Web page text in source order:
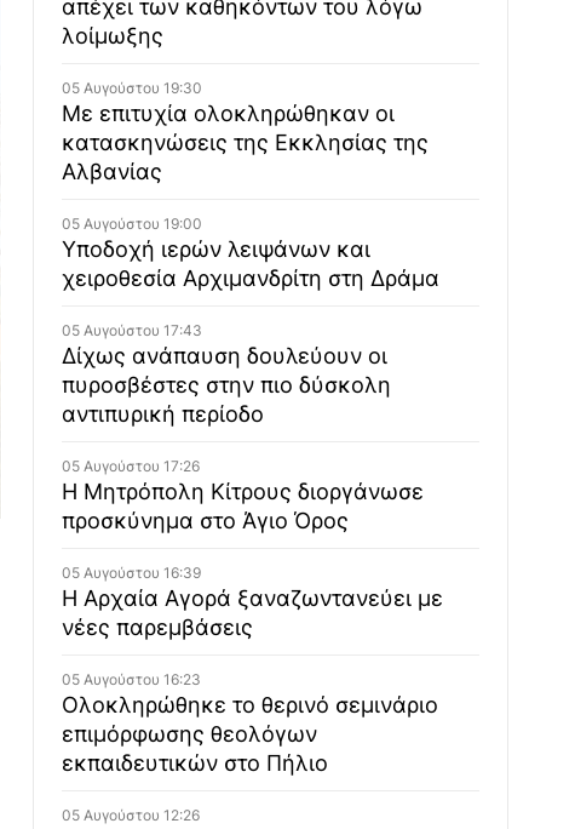
απέχει των καθηκόντων του λόγω
λοίμωξης
05 Αυγούστου 19:30
Με επιτυχία ολοκληρώθηκαν οι
κατασκηνώσεις της Εκκλησίας της
Αλβανίας
05 Αυγούστου 19:00
Υποδοχή ιερών λειψάνων και
χειροθεσία Αρχιμανδρίτη στη Δράμα
05 Αυγούστου 17:43
Δίχως ανάπαυση δουλεύουν οι
πυροσβέστες στην πιο δύσκολη
αντιπυρική περίοδο
05 Αυγούστου 17:26
Η Μητρόπολη Κίτρους διοργάνωσε
προσκύνημα στο Άγιο Όρος
05 Αυγούστου 16:39
Η Αρχαία Αγορά ξαναζωντανεύει με
νέες παρεμβάσεις
05 Αυγούστου 16:23
Ολοκληρώθηκε το θερινό σεμινάριο
επιμόρφωσης θεολόγων
εκπαιδευτικών στο Πήλιο
05 Αυγούστου 12:26